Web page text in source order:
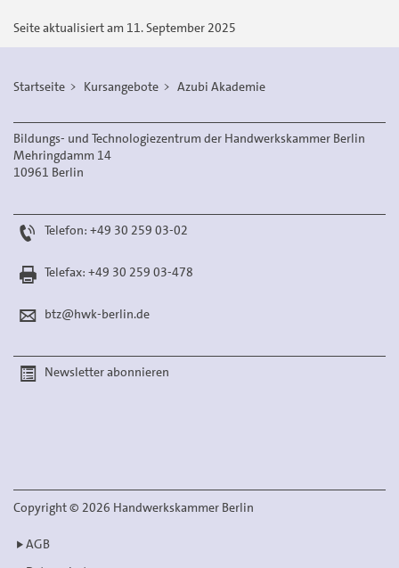
versenden
Seite aktualisiert am 11. September 2025
Startseite Kursangebote Azubi Akademie
Bildungs- und Technologiezentrum der Handwerkskammer Berlin
Mehringdamm 14
10961 Berlin
Telefon: +49 30 259 03-02
Telefax: +49 30 259 03-478
btz@hwk-berlin.de
Newsletter abonnieren
Copyright© 2026 Handwerkskammer Berlin
AGB